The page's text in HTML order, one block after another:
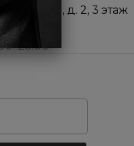
вокзала, д. 2, 3 этаж